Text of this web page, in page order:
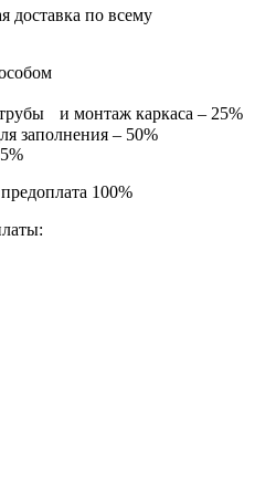
доставка по всему
и монтаж каркаса – 25%
заполнения – 50%
100%